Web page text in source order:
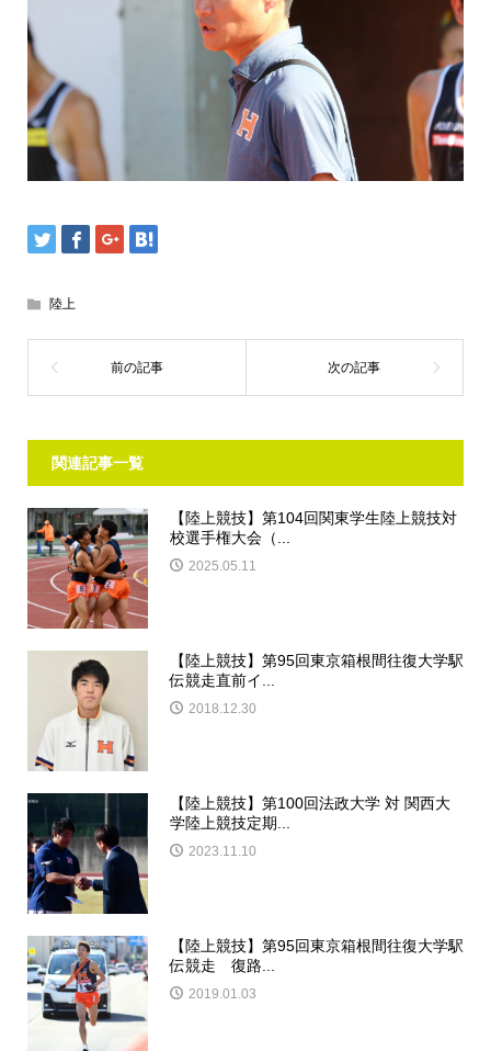
陸上
関連記事一覧
【陸上競技】第104回関東学生陸上競技対
校選手権大会（...
2025.05.11
【陸上競技】第95回東京箱根間往復大学駅
伝競走直前イ...
2018.12.30
【陸上競技】第100回法政大学 対 関西大
学陸上競技定期...
2023.11.10
【陸上競技】第95回東京箱根間往復大学駅
伝競走 復路...
2019.01.03